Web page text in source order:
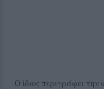
Ο ίδιος περιγράφει